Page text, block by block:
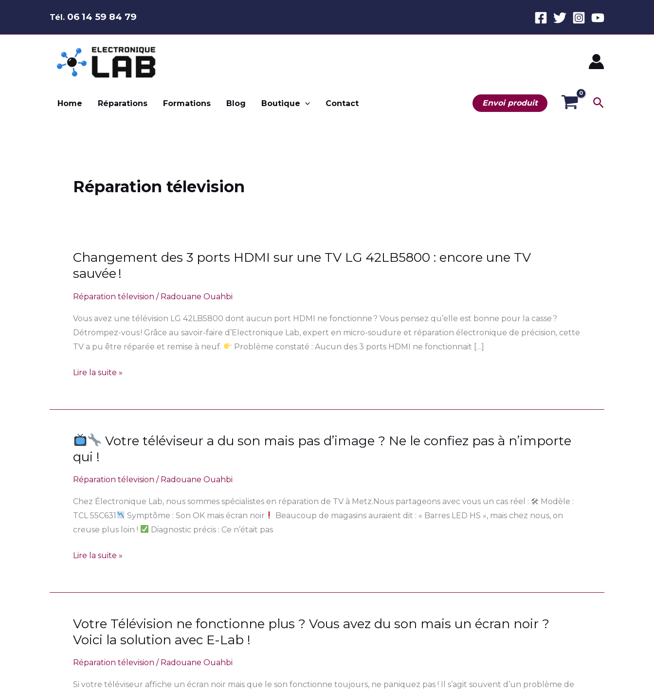
contenu
Tél. 06 14 59 84 79
Home Réparations Formations Blog Boutique Contact Envoi produit
Réparation télevision
Changement des 3 ports HDMI sur une TV LG 42LB5800 : encore une TV
sauvée !
Réparation télevision / Radouane Ouahbi
Vous avez une télévision LG 42LB5800 dont aucun port HDMI ne fonctionne ? Vous pensez qu’elle est bonne pour la casse ?
Détrompez-vous ! Grâce au savoir-faire d’Electronique Lab, expert en micro-soudure et réparation électronique de précision, cette
TV a pu être réparée et remise à neuf.
Problème constaté : Aucun des 3 ports HDMI ne fonctionnait […]
Changement
des
ports
sur
LG
encore
TV
sauvée !
Lire la suite »
Votre téléviseur a du son mais pas d’image ? Ne le confiez pas à n’importe
qui !
Réparation télevision / Radouane Ouahbi
Chez Électronique Lab, nous sommes spécialistes en réparation de TV à Metz.Nous partageons avec vous un cas réel : 🛠 Modèle :
TCL 55C631
Symptôme : Son OK mais écran noir
Beaucoup de magasins auraient dit : « Barres LED HS », mais chez nous, on
creuse plus loin !
Diagnostic précis : Ce n’était pas
téléviseur
pas
Ne
confiez
pas
n’importe
qui
Lire la suite »
Votre Télévision ne fonctionne plus ? Vous avez du son mais un écran noir ?
Voici la solution avec E-Lab !
Réparation télevision / Radouane Ouahbi
Si votre téléviseur affiche un écran noir mais que le son fonctionne toujours, ne paniquez pas ! Il s’agit souvent d’un problème de
Votre
Télévision
fonctionne
plus